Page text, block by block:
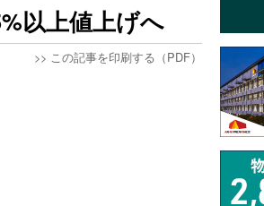
以上値上げへ
>> この記事を印刷する（PDF）